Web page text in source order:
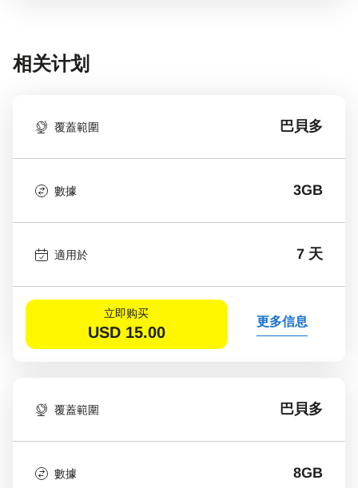
相关计划
覆蓋範圍 巴貝多
數據 3GB
適用於 7 天
立即购买
USD 15.00
更多信息
覆蓋範圍 巴貝多
數據 8GB